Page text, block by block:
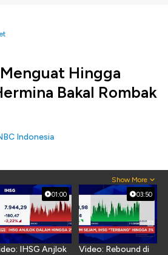
Hingga
Bakal Rombak
Indonesia
Show More
01:00
IHSG Anjlok
03:50
Video: Rebound di